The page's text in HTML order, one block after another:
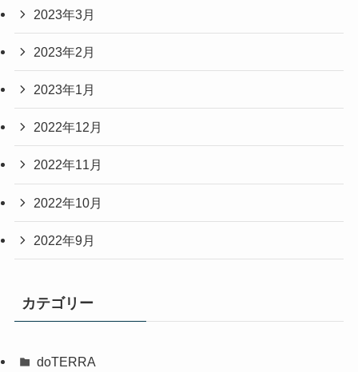
2023年3月
2023年2月
2023年1月
2022年12月
2022年11月
2022年10月
2022年9月
カテゴリー
doTERRA